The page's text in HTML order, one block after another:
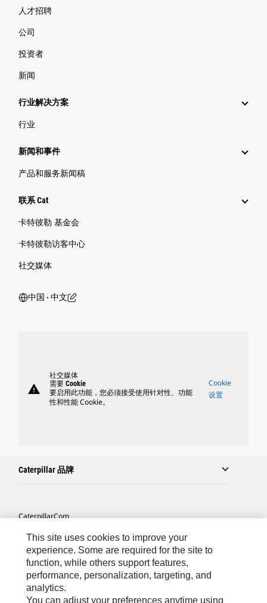
人才招聘
公司
投资者
新闻
行业解决方案
行业
新闻和事件
产品和服务新闻稿
联系 Cat
卡特彼勒 基金会
卡特彼勒访客中心
社交媒体
中国 ‧ 中文
warning
社交媒体
需要 Cookie
要启用此功能，您必须接受使用针对性、功能
性和性能 Cookie。
Cookie
设置
Caterpillar 品牌
Caterpillar.com
联系 Caterpillar
站点地图
Cookie Settings
法律
This site uses cookies to improve your
experience. Some are required for the site to
function, while others support features,
performance, personalization, targeting, and
analytics.
You can adjust your preferences anytime using